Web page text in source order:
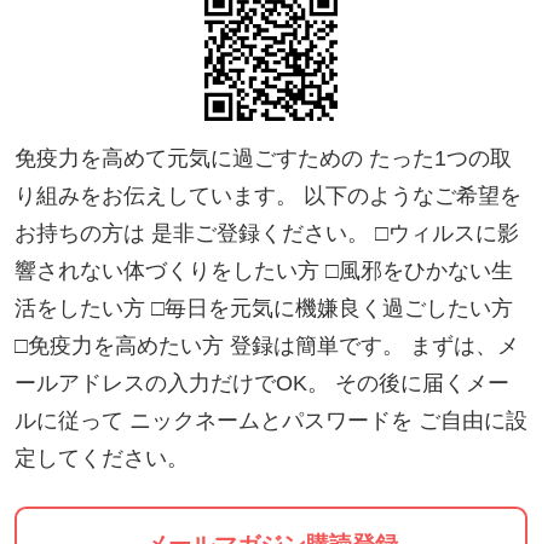
免疫力を高めて元気に過ごすための たった1つの取
り組みをお伝えしています。 以下のようなご希望を
お持ちの方は 是非ご登録ください。 □ウィルスに影
響されない体づくりをしたい方 □風邪をひかない生
活をしたい方 □毎日を元気に機嫌良く過ごしたい方
□免疫力を高めたい方 登録は簡単です。 まずは、メ
ールアドレスの入力だけでOK。 その後に届くメー
ルに従って ニックネームとパスワードを ご自由に設
定してください。